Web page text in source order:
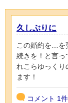
久しぶりに
この婚約を…を
続きを！と言っ
れこらゆっくり
ます！
コメント 1件